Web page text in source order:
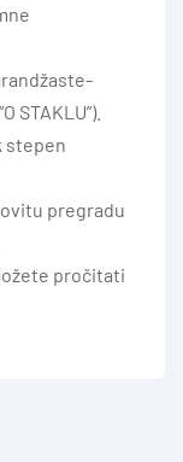
STAKLU”).
stepen
pregradu
pročitati